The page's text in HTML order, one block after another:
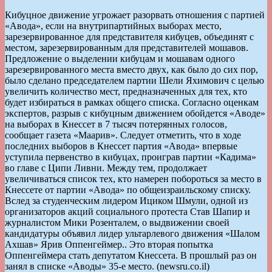
Кибуцное движение угрожает разорвать отношения с партией
«Авода», если на внутрипартийных выборах место,
зарезервированное для представителя кибуцев, объединят с
местом, зарезервированным для представителей мошавов.
Предложение о выделении кибуцам и мошавам одного
зарезервированного места вместо двух, как было до сих пор,
было сделано председателем партии Шели Яхимович с целью
увеличить количество мест, предназначенных для тех, кто
будет избираться в рамках общего списка. Согласно оценкам
экспертов, разрыв с кибуцным движением обойдется «Аводе»
на выборах в Кнессет в 7 тысяч потерянных голосов,
сообщает газета «Маарив». Следует отметить, что в ходе
последних выборов в Кнессет партия «Авода» впервые
уступила первенство в кибуцах, проиграв партии «Кадима»
во главе с Ципи Ливни. Между тем, продолжает
увеличиваться список тех, кто намерен побороться за место в
Кнессете от партии «Авода» по общеизраильскому списку.
Вслед за студенческим лидером Ициком Шмули, одной из
организаторов акций социального протеста Став Шапир и
журналистом Мики Розенталем, о выдвижении своей
кандидатуры объявил лидер ультарлевого движения «Шалом
Ахшав» Ярив Оппенгеймер.. Это вторая попытка
Оппенгеймера стать депутатом Кнессета. В прошлый раз он
занял в списке «Аводы» 35-е место. (newsru.co.il)